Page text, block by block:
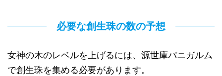
必要な創生珠の数の予想
女神の木のレベルを上げるには、源世庫パニガルム
で創生珠を集める必要があります。